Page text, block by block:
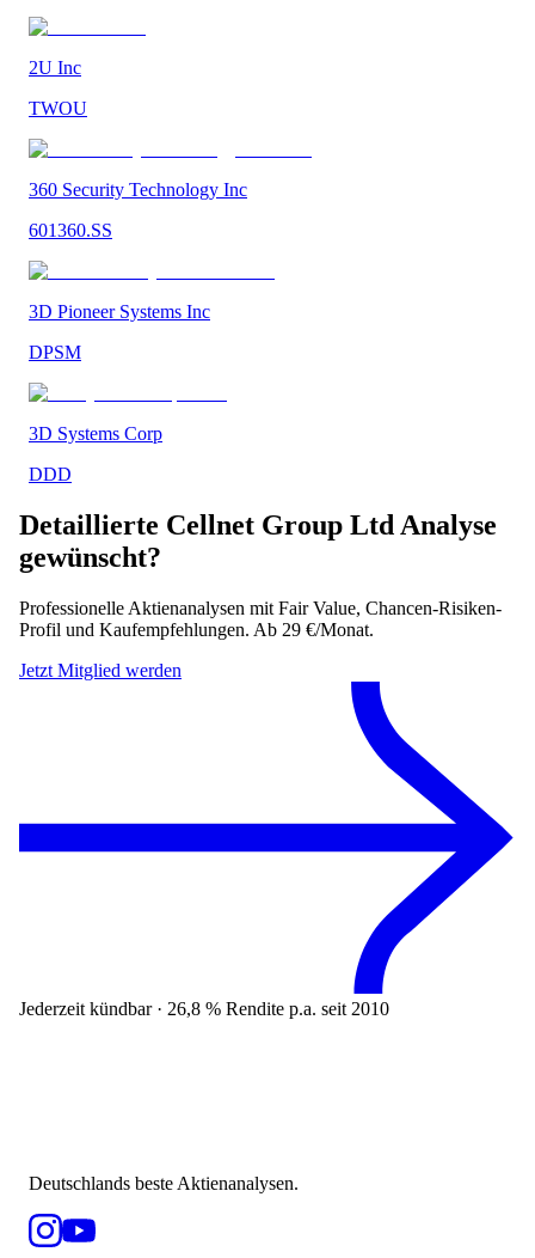
2U Inc
TWOU
360 Security Technology Inc
601360.SS
3D Pioneer Systems Inc
DPSM
3D Systems Corp
DDD
Detaillierte Cellnet Group Ltd Analyse
gewünscht?
Professionelle Aktienanalysen mit Fair Value, Chancen-Risiken-
Profil und Kaufempfehlungen. Ab 29 €/Monat.
Jetzt Mitglied werden
Jederzeit kündbar · 26,8 % Rendite p.a. seit 2010
Deutschlands beste Aktienanalysen.